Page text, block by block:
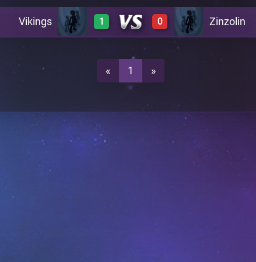
1 A23 0
Vikings 1 Zinzolin
0
A23
« 1 »